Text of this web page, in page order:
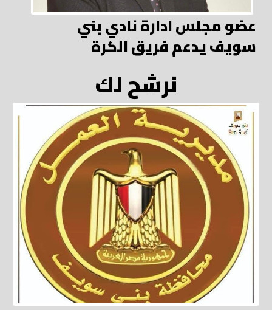
عضو مجلس ادارة نادي بني
سويف يدعم فريق الكرة
نرشح لك